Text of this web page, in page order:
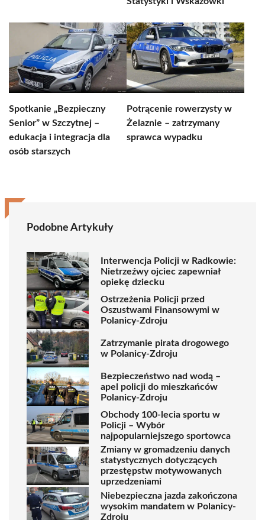
Spotkanie „Bezpieczny
Senior” w Szczytnej –
edukacja i integracja dla
osób starszych
Potrącenie rowerzysty w
Żelaznie – zatrzymany
sprawca wypadku
Podobne Artykuły
Interwencja Policji w Radkowie:
Nietrzeźwy ojciec zapewniał
opiekę dziecku
Ostrzeżenia Policji przed
Oszustwami Finansowymi w
Polanicy-Zdroju
Zatrzymanie pirata drogowego
w Polanicy-Zdroju
Bezpieczeństwo nad wodą –
apel policji do mieszkańców
Polanicy-Zdroju
Obchody 100-lecia sportu w
Policji – Wybór
najpopularniejszego sportowca
Zmiany w gromadzeniu danych
statystycznych dotyczących
przestępstw motywowanych
uprzedzeniami
Niebezpieczna jazda zakończona
wysokim mandatem w Polanicy-
Zdroju